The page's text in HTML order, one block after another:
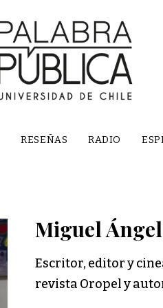
RESEÑAS RADIO
Miguel
Escritor, editor y
revista Oropel y